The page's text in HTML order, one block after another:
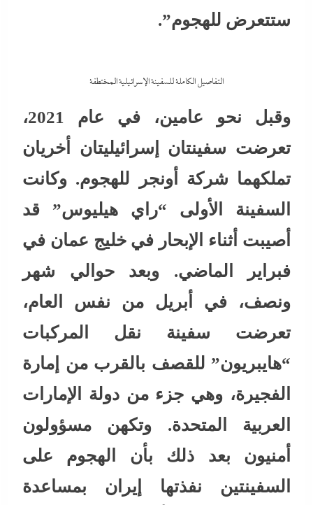
ستتعرض للهجوم”.
التفاصيل الكاملة للسفينة الإسرائيلية المختطفة
وقبل نحو عامين، في عام 2021،
تعرضت سفينتان إسرائيليتان أخريان
تملكهما شركة أونجر للهجوم. وكانت
السفينة الأولى “راي هيليوس” قد
أصيبت أثناء الإبحار في خليج عمان في
فبراير الماضي. وبعد حوالي شهر
ونصف، في أبريل من نفس العام،
تعرضت سفينة نقل المركبات
“هايبريون” للقصف بالقرب من إمارة
الفجيرة، وهي جزء من دولة الإمارات
العربية المتحدة. وتكهن مسؤولون
أمنيون بعد ذلك بأن الهجوم على
السفينتين نفذتها إيران بمساعدة